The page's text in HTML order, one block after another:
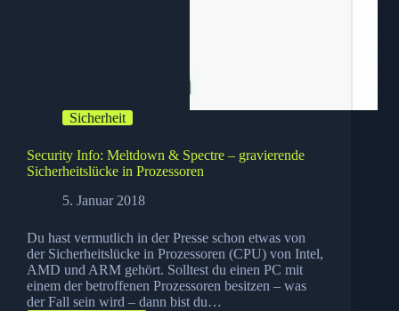
Sicherheit
Security Info: Meltdown & Spectre – gravierende
Sicherheitslücke in Prozessoren
5. Januar 2018
Du hast vermutlich in der Presse schon etwas von
der Sicherheitslücke in Prozessoren (CPU) von Intel,
AMD und ARM gehört. Solltest du einen PC mit
einem der betroffenen Prozessoren besitzen – was
der Fall sein wird – dann bist du…